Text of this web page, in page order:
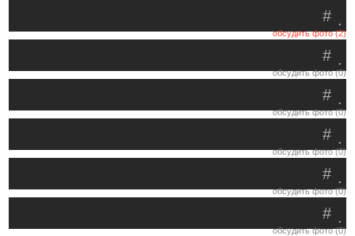
.
#
обсудить фото (2)
.
#
обсудить фото (0)
.
#
обсудить фото (0)
.
#
обсудить фото (0)
.
#
обсудить фото (0)
.
#
обсудить фото (0)